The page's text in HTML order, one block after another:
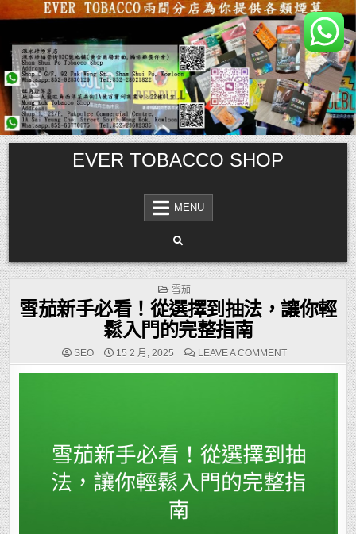
Skip
to
content
EVER TOBACCO SHOP
MENU
POSTED
IN
雪茄
雪茄新手必看！從選擇到抽法，讓你輕
鬆入門的完整指南
SEO 15 2 月, 2025 LEAVE A COMMENTON
雪
茄
到
抽
法，
讓
你
輕